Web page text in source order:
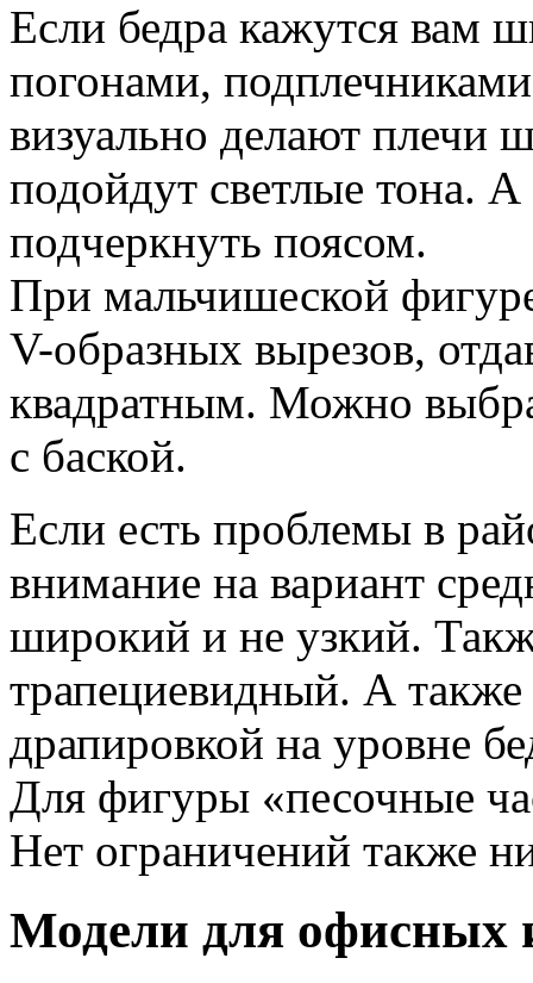
Если бедра кажутся вам
погонами,
визуально делают плечи
подойдут светлые тона.
подчеркнуть поясом.
При мальчишеской
V-образных вырезов,
квадратным. Можно
с баской.
Если есть проблемы в
внимание на вариант
широкий и не узкий.
трапециевидный. А
драпировкой на уровне
Для фигуры «песочные
Нет ограничений также
Модели для офисных